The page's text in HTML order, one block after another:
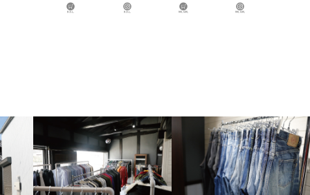
B.B.L Store BBL GIRL Store